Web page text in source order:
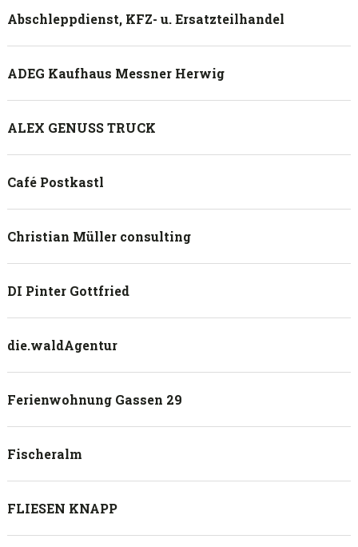
Abschleppdienst, KFZ- u. Ersatzteilhandel
ADEG Kaufhaus Messner Herwig
ALEX GENUSS TRUCK
Café Postkastl
Christian Müller consulting
DI Pinter Gottfried
die.waldAgentur
Ferienwohnung Gassen 29
Fischeralm
FLIESEN KNAPP